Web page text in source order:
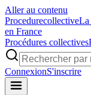
Aller au contenu
ProcedurecollectiveLa
en France
Procédures collectives
ConnexionS'inscrire